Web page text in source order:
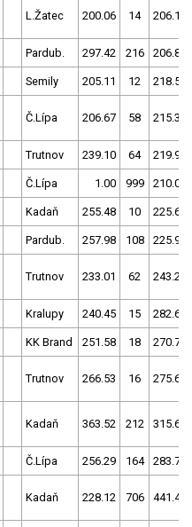
L.Žatec 200.06 14 206.17
Pardub. 297.42 216 206.83
Semily 205.11 12 218.51
Č.Lípa 206.67 58 215.37
Trutnov 239.10 64 219.92
Č.Lípa 1.00 999 210.09
Kadaň 255.48 10 225.68
Pardub. 257.98 108 225.95
Trutnov 233.01 62 243.20
Kralupy 240.45 15 282.67
KK Brand 251.58 18 270.74
Trutnov 266.53 16 275.60
Kadaň 363.52 212 315.69
Č.Lípa 256.29 164 283.71
Kadaň 228.12 706 441.48